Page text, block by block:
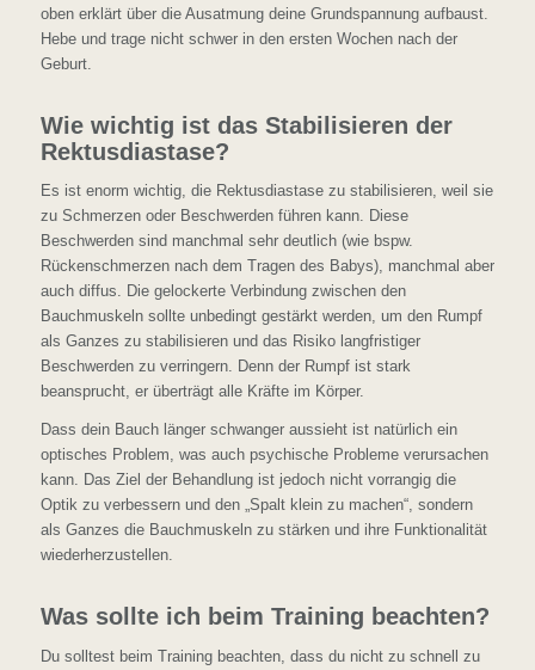
oben erklärt über die Ausatmung deine Grundspannung aufbaust.
Hebe und trage nicht schwer in den ersten Wochen nach der
Geburt.
Wie wichtig ist das Stabilisieren der
Rektusdiastase?
Es ist enorm wichtig, die Rektusdiastase zu stabilisieren, weil sie
zu Schmerzen oder Beschwerden führen kann. Diese
Beschwerden sind manchmal sehr deutlich (wie bspw.
Rückenschmerzen nach dem Tragen des Babys), manchmal aber
auch diffus. Die gelockerte Verbindung zwischen den
Bauchmuskeln sollte unbedingt gestärkt werden, um den Rumpf
als Ganzes zu stabilisieren und das Risiko langfristiger
Beschwerden zu verringern. Denn der Rumpf ist stark
beansprucht, er überträgt alle Kräfte im Körper.
Dass dein Bauch länger schwanger aussieht ist natürlich ein
optisches Problem, was auch psychische Probleme verursachen
kann. Das Ziel der Behandlung ist jedoch nicht vorrangig die
Optik zu verbessern und den „Spalt klein zu machen“, sondern
als Ganzes die Bauchmuskeln zu stärken und ihre Funktionalität
wiederherzustellen.
Was sollte ich beim Training beachten?
Du solltest beim Training beachten, dass du nicht zu schnell zu